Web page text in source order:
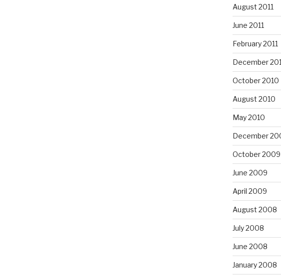
August 2011
June 2011
February 2011
December
October 2010
August 2010
May 2010
December
October 2009
June 2009
April 2009
August 2008
July 2008
June 2008
January 2008